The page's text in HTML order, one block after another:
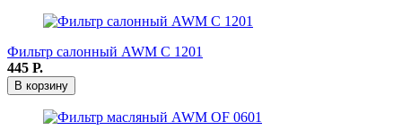
Фильтр салонный AWM C 1201
445 Р.
В корзину